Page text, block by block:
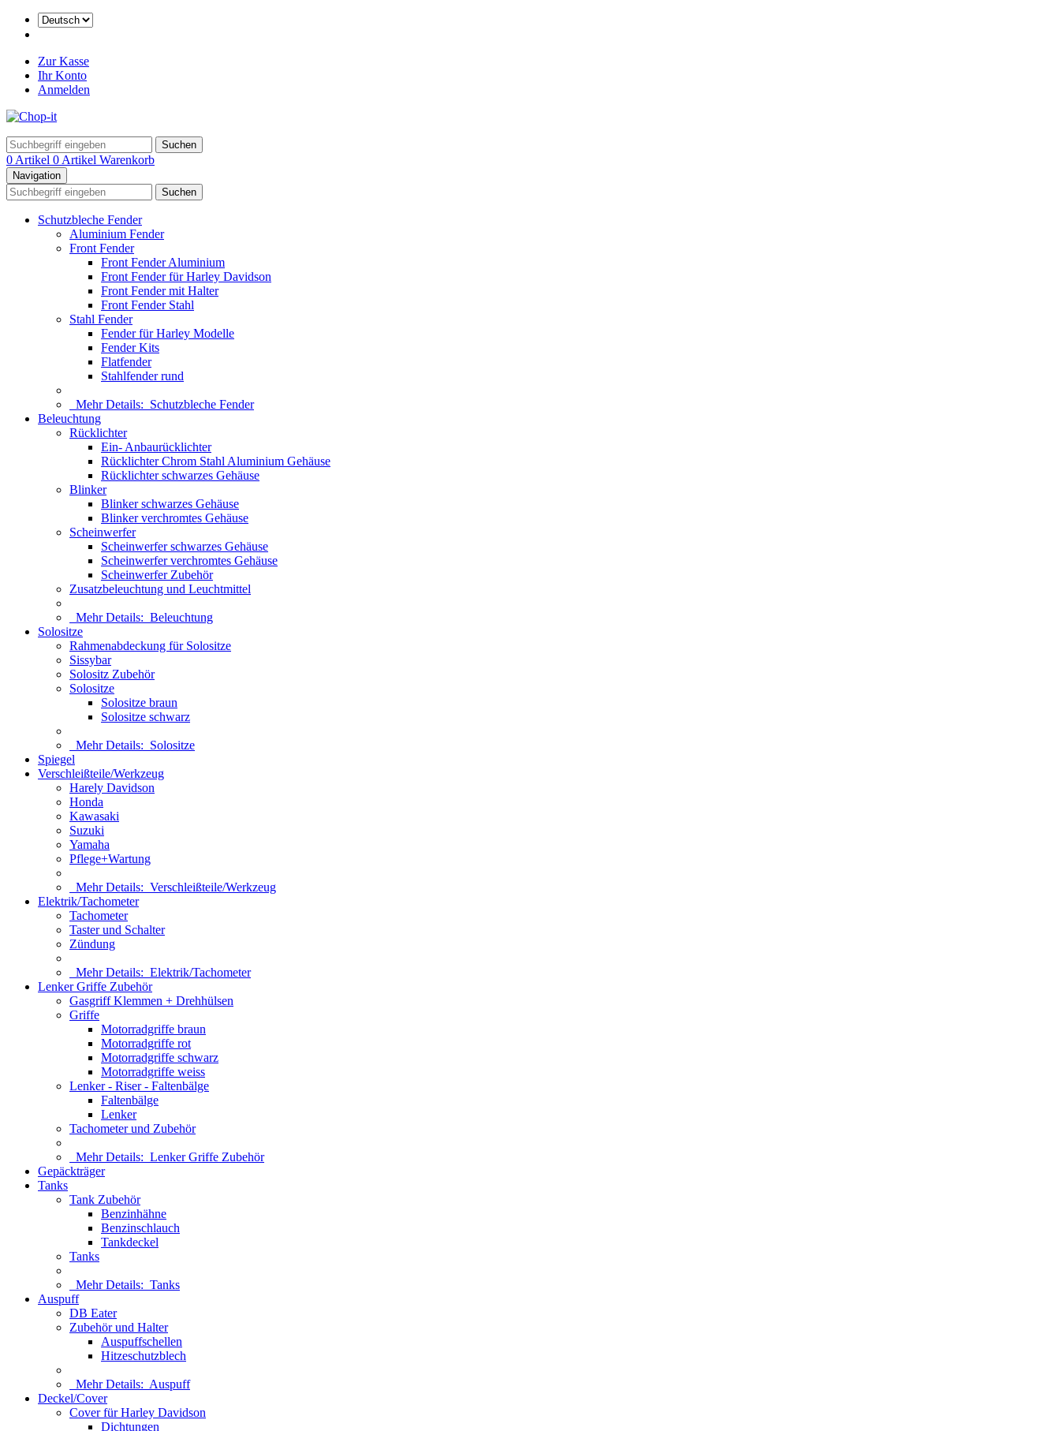
Zur Kasse
Ihr Konto
Anmelden
Suchen
0 Artikel 0 Artikel Warenkorb
Navigation
Suchen
Schutzbleche Fender
Aluminium Fender
Front Fender
Front Fender Aluminium
Front Fender für Harley Davidson
Front Fender mit Halter
Front Fender Stahl
Stahl Fender
Fender für Harley Modelle
Fender Kits
Flatfender
Stahlfender rund
Mehr Details: Schutzbleche Fender
Beleuchtung
Rücklichter
Ein- Anbaurücklichter
Rücklichter Chrom Stahl Aluminium Gehäuse
Rücklichter schwarzes Gehäuse
Blinker
Blinker schwarzes Gehäuse
Blinker verchromtes Gehäuse
Scheinwerfer
Scheinwerfer schwarzes Gehäuse
Scheinwerfer verchromtes Gehäuse
Scheinwerfer Zubehör
Zusatzbeleuchtung und Leuchtmittel
Mehr Details: Beleuchtung
Solositze
Rahmenabdeckung für Solositze
Sissybar
Solositz Zubehör
Solositze
Solositze braun
Solositze schwarz
Mehr Details: Solositze
Spiegel
Verschleißteile/Werkzeug
Harely Davidson
Honda
Kawasaki
Suzuki
Yamaha
Pflege+Wartung
Mehr Details: Verschleißteile/Werkzeug
Elektrik/Tachometer
Tachometer
Taster und Schalter
Zündung
Mehr Details: Elektrik/Tachometer
Lenker Griffe Zubehör
Gasgriff Klemmen + Drehhülsen
Griffe
Motorradgriffe braun
Motorradgriffe rot
Motorradgriffe schwarz
Motorradgriffe weiss
Lenker - Riser - Faltenbälge
Faltenbälge
Lenker
Tachometer und Zubehör
Mehr Details: Lenker Griffe Zubehör
Gepäckträger
Tanks
Tank Zubehör
Benzinhähne
Benzinschlauch
Tankdeckel
Tanks
Mehr Details: Tanks
Auspuff
DB Eater
Zubehör und Halter
Auspuffschellen
Hitzeschutzblech
Mehr Details: Auspuff
Deckel/Cover
Cover für Harley Davidson
Dichtungen